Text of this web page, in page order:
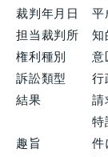
裁判年月日
平
担当裁判所
知
権利種別
意
訴訟類型
行
結果
請
趣旨
特
件